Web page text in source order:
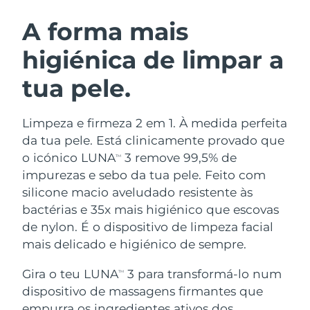
A forma mais
higiénica de limpar a
tua pele.
Limpeza e firmeza 2 em 1. À medida perfeita
da tua pele. Está clinicamente provado que
o icónico LUNATM
3 remove 99,5% de
impurezas e sebo da tua pele. Feito com
silicone macio aveludado resistente às
bactérias e 35x mais higiénico que escovas
de nylon. É o dispositivo de limpeza facial
mais delicado e higiénico de sempre.
Gira o teu LUNATM
3 para transformá-lo num
dispositivo de massagens firmantes que
Limpeza facial
Anti-aging massage
LUNA™ 4 Plus
Massage, LED heating
LUNA™ 4 Men
Microcurrent toning
BEAR™ 2 go
Microcurrent toning on-the-go
BEAR™ 2 eyes & lips
Hidratação
UFO™ 3 kit
Deep facial hydration
UFO™ 3 LED
Near-infrared and red light therapy
device
Cuidado oral
issa™ 4
Hybrid silicone sonic toothbrush
Smart hybrid silicone sonic toothbrush
TRATAMENTO ANTIENVELHECIMENTO
FAQ™
Antienvelhecimento Tratamentos LED
Áustria Entrega prevista
Barein Entrega prevista 13/08/2026
Bélgica
Bermudas Entrega prevista18/08/2026
Bósnia e
Herzegovina
Entrega prevista15/08/2026
Brunei Entrega prevista 17/08/2026
Bulgária Entrega prevista12/08/2026
Chile Entrega prevista 16/08/2026